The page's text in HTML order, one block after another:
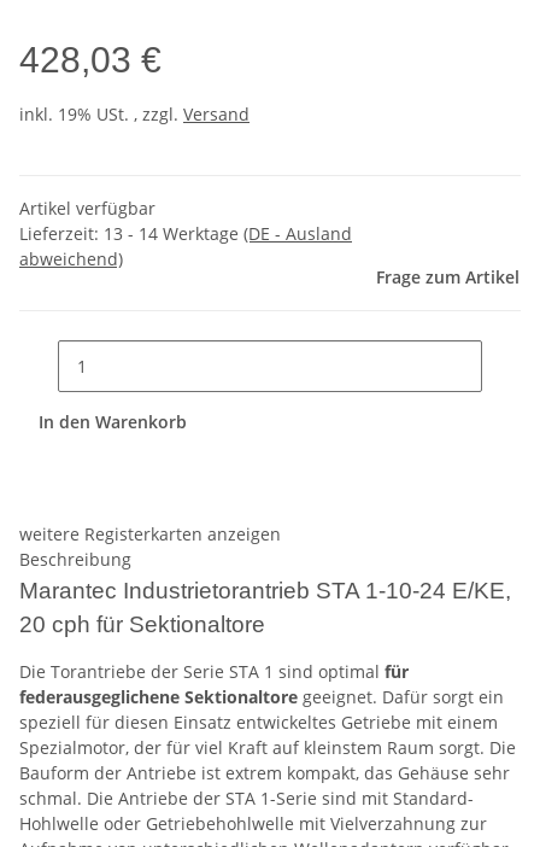
428,03 €
inkl. 19% USt. , zzgl. Versand
Artikel verfügbar
Lieferzeit: 13 - 14 Werktage (DE - Ausland
abweichend)
Frage zum Artikel
In den Warenkorb
weitere Registerkarten anzeigen
Beschreibung
Marantec Industrietorantrieb STA 1-10-24 E/KE,
20 cph für Sektionaltore
Die Torantriebe der Serie STA 1 sind optimal für
federausgeglichene Sektionaltore geeignet. Dafür sorgt ein
speziell für diesen Einsatz entwickeltes Getriebe mit einem
Spezialmotor, der für viel Kraft auf kleinstem Raum sorgt. Die
Bauform der Antriebe ist extrem kompakt, das Gehäuse sehr
schmal. Die Antriebe der STA 1-Serie sind mit Standard-
Hohlwelle oder Getriebehohlwelle mit Vielverzahnung zur